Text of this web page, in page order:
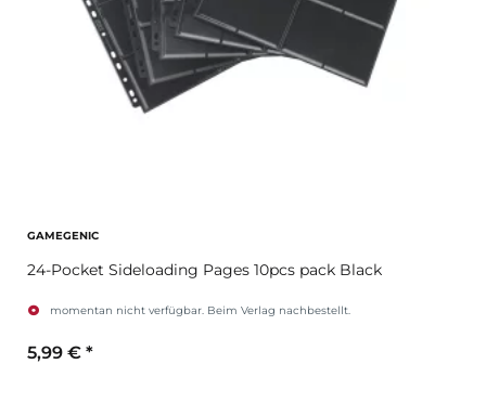
GAMEGENIC
24-Pocket Sideloading Pages 10pcs pack Black
momentan nicht verfügbar. Beim Verlag nachbestellt.
5,99 € *